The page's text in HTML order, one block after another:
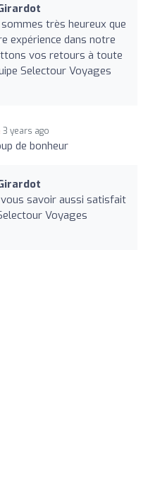
très heureux que
expérience dans notre
vos retours à toute
Selectour Voyages
3 years ago
de bonheur
savoir aussi satisfait
Voyages